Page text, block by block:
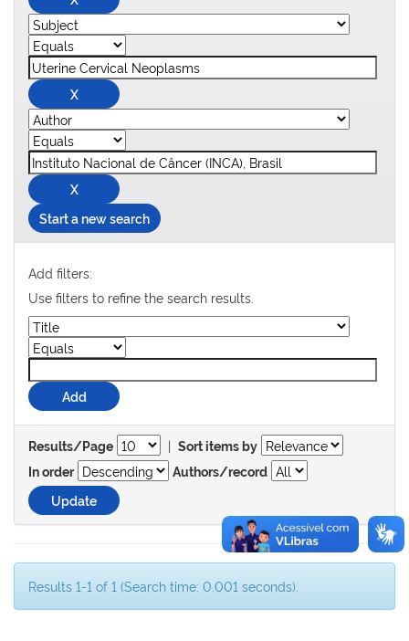
Start a new search
Add filters:
Use filters to refine the search results.
Results/Page | Sort items by
In order
Authors/record
Results 1-1 of 1 (Search time: 0.001 seconds).